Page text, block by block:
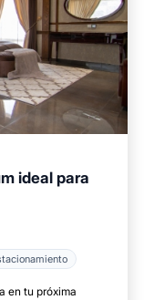
ideal para
en tu próxima